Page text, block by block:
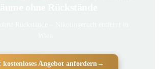
kostenloses Angebot anfordern →